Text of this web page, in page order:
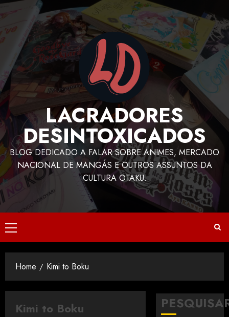
LACRADORES
DESINTOXICADOS
BLOG DEDICADO A FALAR SOBRE ANIMES, MERCADO
NACIONAL DE MANGÁS E OUTROS ASSUNTOS DA
CULTURA OTAKU.
Home Kimi to Boku
Kimi to Boku